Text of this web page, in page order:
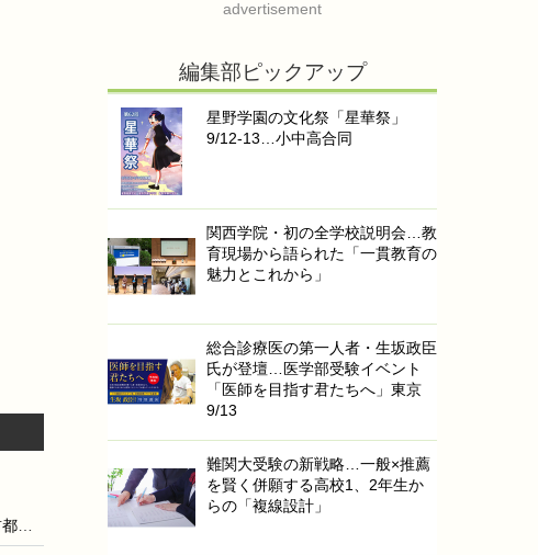
【中学受験2017】ベネッセ教育情報サイト「首都圏入試の傾向と分析」
advertisement
編集部ピックアップ
星野学園の文化祭「星華祭」
9/12-13…小中高合同
関西学院・初の全学校説明会…教
育現場から語られた「一貫教育の
魅力とこれから」
総合診療医の第一人者・生坂政臣
氏が登壇…医学部受験イベント
「医師を目指す君たちへ」東京
9/13
難関大受験の新戦略…一般×推薦
を賢く併願する高校1、2年生か
らの「複線設計」